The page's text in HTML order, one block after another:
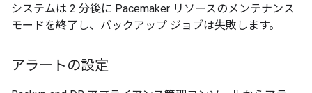
システムは 2 分後に Pacemaker リソースのメンテナンス
モードを終了し、バックアップ ジョブは失敗します。
アラートの設定